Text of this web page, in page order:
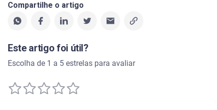
Compartilhe o artigo
Este artigo foi útil?
Escolha de 1 a 5 estrelas para avaliar